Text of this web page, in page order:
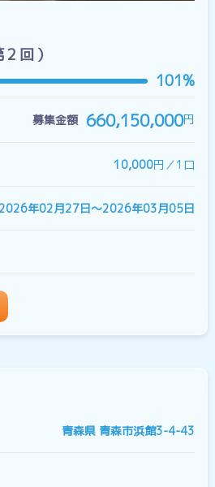
回）
101%
募集金額 660,150,000円
10,000円／1口
2026年02月27日〜2026年03月05日
青森県 青森市浜館3-4-43